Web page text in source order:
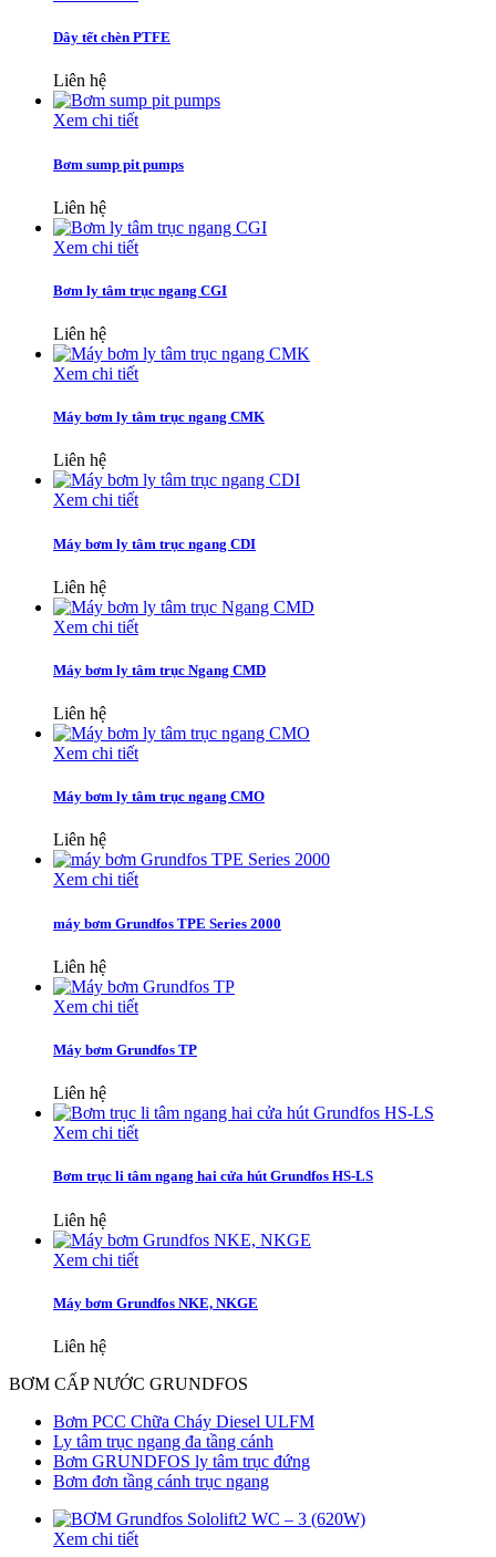
Dây tết chèn PTFE
Liên hệ
Xem chi tiết
Bơm sump pit pumps
Liên hệ
Xem chi tiết
Bơm ly tâm trục ngang CGI
Liên hệ
Xem chi tiết
Máy bơm ly tâm trục ngang CMK
Liên hệ
Xem chi tiết
Máy bơm ly tâm trục ngang CDI
Liên hệ
Xem chi tiết
Máy bơm ly tâm trục Ngang CMD
Liên hệ
Xem chi tiết
Máy bơm ly tâm trục ngang CMO
Liên hệ
Xem chi tiết
máy bơm Grundfos TPE Series 2000
Liên hệ
Xem chi tiết
Máy bơm Grundfos TP
Liên hệ
Xem chi tiết
Bơm trục li tâm ngang hai cửa hút Grundfos HS-LS
Liên hệ
Xem chi tiết
Máy bơm Grundfos NKE, NKGE
Liên hệ
BƠM CẤP NƯỚC GRUNDFOS
Bơm PCC Chữa Cháy Diesel ULFM
Ly tâm trục ngang đa tầng cánh
Bơm GRUNDFOS ly tâm trục đứng
Bơm đơn tầng cánh trục ngang
Xem chi tiết